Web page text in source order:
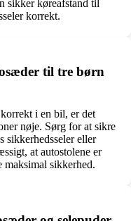
sikker køreafstand til
korrekt.
til tre børn
i en bil, er det
nøje. Sørg for at sikre
sikkerhedsseler eller
at autostolene er
maksimal sikkerhed.